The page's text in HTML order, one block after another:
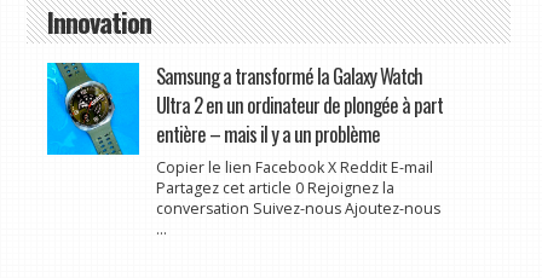
Innovation
Samsung a transformé la Galaxy Watch
Ultra 2 en un ordinateur de plongée à part
entière – mais il y a un problème
Copier le lien Facebook X Reddit E-mail
Partagez cet article 0 Rejoignez la
conversation Suivez-nous Ajoutez-nous
...